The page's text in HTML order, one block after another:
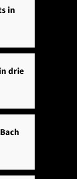
in
drie